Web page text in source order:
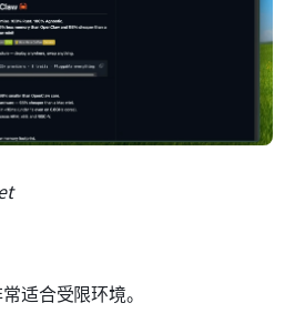
适合受限环境。